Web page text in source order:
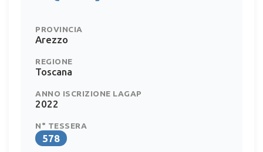
PROVINCIA
Arezzo
REGIONE
Toscana
ANNO ISCRIZIONE LAGAP
2022
N° TESSERA
578